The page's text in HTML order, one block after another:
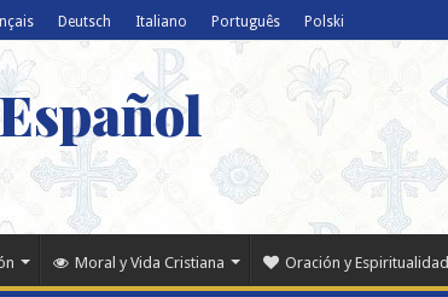
Deutsch Italiano Português Polski
Moral y Vida Cristiana Oración y Espiritualidad